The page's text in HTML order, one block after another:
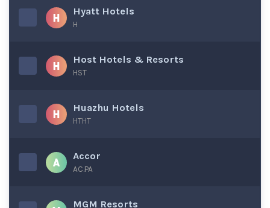
Hyatt Hotels
H
Host Hotels & Resorts
HST
Huazhu Hotels
HTHT
Accor
AC.PA
MGM Resorts